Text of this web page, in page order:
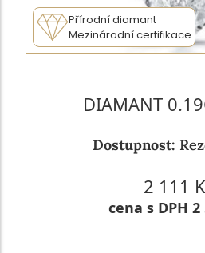
Přírodní diamant
Mezinárodní certifikace
DIAMANT
Dostupnost:
2 111
cena s DPH 2